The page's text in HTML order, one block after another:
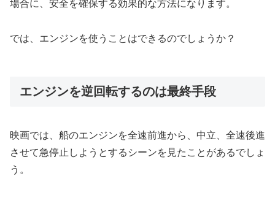
場合に、安全を確保する効果的な方法になります。
では、エンジンを使うことはできるのでしょうか？
エンジンを逆回転するのは最終手段
映画では、船のエンジンを全速前進から、中立、全速後進
させて急停止しようとするシーンを見たことがあるでしょ
う。